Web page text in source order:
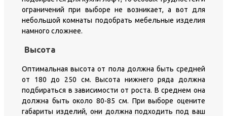
ограничений при выборе не возникает, а вот для
небольшой комнаты подобрать мебельные изделия
намного сложнее.
Высота
Оптимальная высота от пола должна быть средней
от 180 до 250 см. Высота нижнего ряда должна
подбираться в зависимости от роста. В среднем она
должна быть около 80-85 см. При выборе оцените
габариты изделий, они должна подходить под ваш